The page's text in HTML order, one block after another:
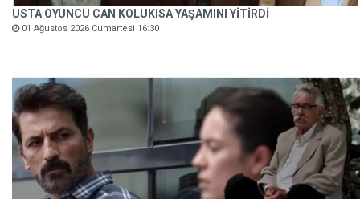
USTA OYUNCU CAN KOLUKISA YAŞAMINI YİTİRDİ
01 Ağustos 2026 Cumartesi 16:30